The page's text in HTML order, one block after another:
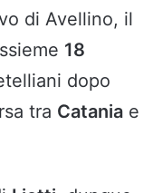
di Avellino, il
18
dopo
tra Catania e